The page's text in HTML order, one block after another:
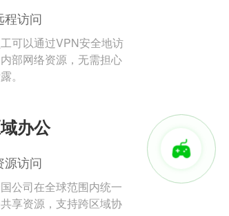
程访问
可以通过VPN安全地访
部网络资源，无需担心
。
办公
源访问
公司在全球范围内统一
享资源，支持跨区域协